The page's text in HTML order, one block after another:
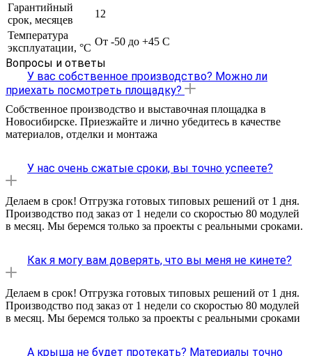
Гарантийный
срок, месяцев
12
Температура
эксплуатации, °С
От -50 до +45 С
Вопросы и ответы
У вас собственное производство? Можно ли
приехать посмотреть площадку?
Собственное производство и выставочная площадка в
Новосибирске. Приезжайте и лично убедитесь в качестве
материалов, отделки и монтажа
У нас очень сжатые сроки, вы точно успеете?
Делаем в срок! Отгрузка готовых типовых решений от 1 дня.
Производство под заказ от 1 недели со скоростью 80 модулей
в месяц. Мы беремся только за проекты с реальными сроками.
Как я могу вам доверять, что вы меня не кинете?
Делаем в срок! Отгрузка готовых типовых решений от 1 дня.
Производство под заказ от 1 недели со скоростью 80 модулей
в месяц. Мы беремся только за проекты с реальными сроками
А крыша не будет протекать? Материалы точно